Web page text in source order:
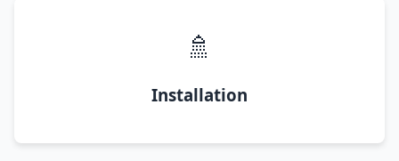
🚿
Installation